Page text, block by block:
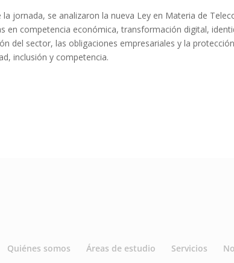
la jornada, se analizaron la nueva Ley en Materia de
en competencia económica, transformación digital,
del sector, las obligaciones empresariales y la
inclusión y competencia.
Quiénes somos Áreas de estudio Servicios